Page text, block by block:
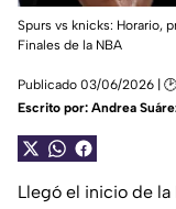
Spurs vs knicks: Horario,
Finales de la NBA
Publicado 03/06/2026 |
Escrito por: Andrea
Llegó el inicio de la